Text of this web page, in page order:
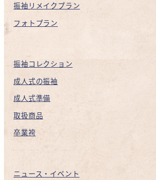
振袖リメイクプラン
フォトプラン
振袖コレクション
成人式の振袖
成人式準備
取扱商品
卒業袴
ニュース・イベント